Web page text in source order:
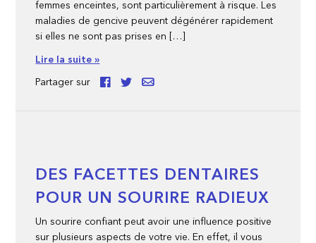
femmes enceintes, sont particulièrement à risque. Les
maladies de gencive peuvent dégénérer rapidement
si elles ne sont pas prises en […]
Lire la suite »
Partager sur
DES FACETTES DENTAIRES
POUR UN SOURIRE RADIEUX
Un sourire confiant peut avoir une influence positive
sur plusieurs aspects de votre vie. En effet, il vous